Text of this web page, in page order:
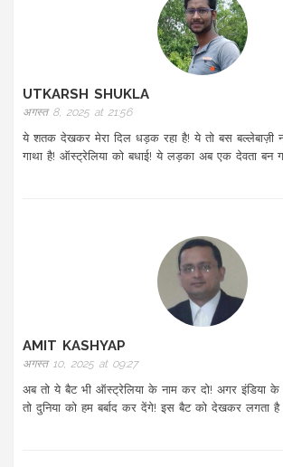
UTKARSH SHUKLA
अगस्त 8, 2025 at 21:56
ये शतक देखकर मेरा दिल धड़क रहा है! ये तो बस बल्लेबाज़ी
गाथा है! ऑस्ट्रेलिया को बधाई! ये लड़का अब एक देवता बन
AMIT KASHYAP
अगस्त 10, 2025 at 09:27
अब तो ये बैट भी ऑस्ट्रेलिया के नाम कर दो! अगर इंडिया
तो दुनिया को हम बर्बाद कर देंगे! इस बैट को देखकर लगता